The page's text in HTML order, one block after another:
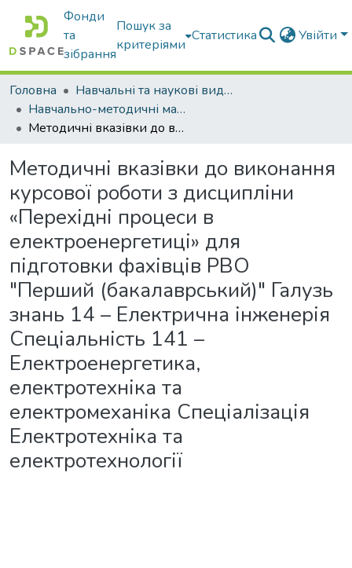
Фонди
та
зібрання
Пошук за
критеріями
Статистика Увійти
Головна
Навчальні та наукові видання
Навчально-методичні матеріали
Методичні вказівки до виконання курсової роботи з дисципліни «Перехідні процеси в електроенергетиці» для підготовки фахівців РВО "Перший (бакалаврський)" Галузь знань 14 – Електрична інженерія Спеціальність 141 – Електроенергетика, електротехніка та електромеханіка Спеціалізація Електротехніка та електротехнології
Методичні вказівки до виконання
курсової роботи з дисципліни
«Перехідні процеси в
електроенергетиці» для
підготовки фахівців РВО
"Перший (бакалаврський)" Галузь
знань 14 – Електрична інженерія
Спеціальність 141 –
Електроенергетика,
електротехніка та
електромеханіка Спеціалізація
Електротехніка та
електротехнології